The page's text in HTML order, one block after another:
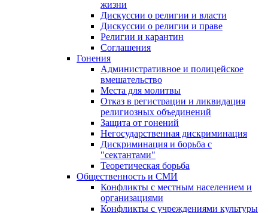
жизни
Дискуссии о религии и власти
Дискуссии о религии и праве
Религии и карантин
Соглашения
Гонения
Административное и полицейское
вмешательство
Места для молитвы
Отказ в регистрации и ликвидация
религиозных объединений
Защита от гонений
Негосударственная дискриминация
Дискриминация и борьба с
"сектантами"
Теоретическая борьба
Общественность и СМИ
Конфликты с местным населением и
организациями
Конфликты с учреждениями культуры